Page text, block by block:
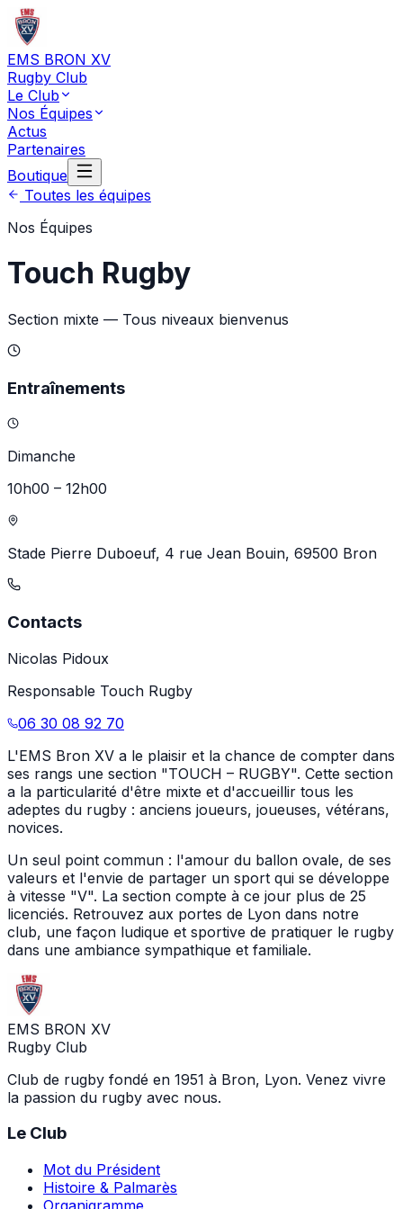
EMS BRON XV
Rugby Club
Le Club
Nos Équipes
Actus
Partenaires
Boutique
Toutes les équipes
Nos Équipes
Touch Rugby
Section mixte — Tous niveaux bienvenus
Entraînements
Dimanche
10h00 – 12h00
Stade Pierre Duboeuf, 4 rue Jean Bouin, 69500 Bron
Contacts
Nicolas Pidoux
Responsable Touch Rugby
06 30 08 92 70
L'EMS Bron XV a le plaisir et la chance de compter dans
ses rangs une section "TOUCH – RUGBY". Cette section
a la particularité d'être mixte et d'accueillir tous les
adeptes du rugby : anciens joueurs, joueuses, vétérans,
novices.
Un seul point commun : l'amour du ballon ovale, de ses
valeurs et l'envie de partager un sport qui se développe
à vitesse "V". La section compte à ce jour plus de 25
licenciés. Retrouvez aux portes de Lyon dans notre
club, une façon ludique et sportive de pratiquer le rugby
dans une ambiance sympathique et familiale.
EMS BRON XV
Rugby Club
Club de rugby fondé en 1951 à Bron, Lyon. Venez vivre
la passion du rugby avec nous.
Le Club
Mot du Président
Histoire & Palmarès